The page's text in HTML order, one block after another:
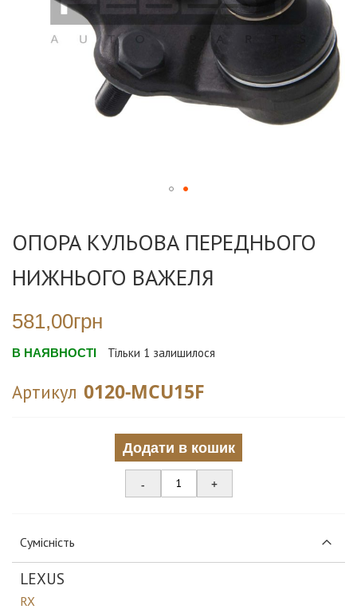
початку
зображень
ОПОРА КУЛЬОВА ПЕРЕДНЬОГО
НИЖНЬОГО ВАЖЕЛЯ
581,00грн
В НАЯВНОСТІ Тільки 1 залишилося
Артикул 0120-MCU15F
Додати в кошик
- +
Сумісність
LEXUS
RX